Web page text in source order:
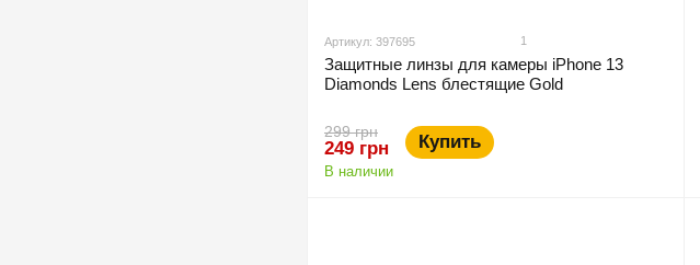
Артикул: 397695 1
Защитные линзы для камеры iPhone 13
Diamonds Lens блестящие Gold
299 грн
249 грн Купить
В наличии